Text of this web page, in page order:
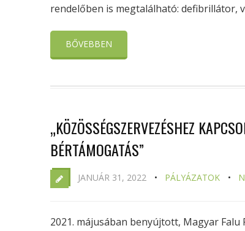
rendelőben is megtalálható: defibrillátor,
BŐVEBBEN
„KÖZÖSSÉGSZERVEZÉSHEZ
BÉRTÁMOGATÁS”
JANUÁR 31, 2022 PÁLYÁZATOK
2021. májusában benyújtott, Magyar